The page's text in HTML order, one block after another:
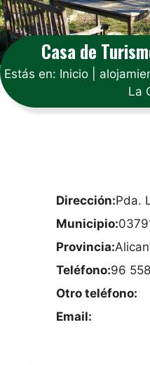
Casa de
Estás en: Inicio
La
Dirección:Pda.
Municipio:
Provincia:
Teléfono:96
Otro teléfono:
Email: